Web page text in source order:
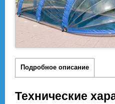
Подробное описание
Технические